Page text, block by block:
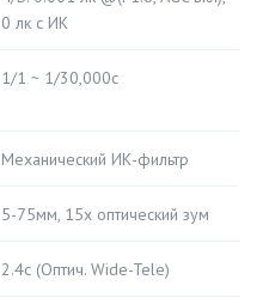
0 лк с ИК
1/1 ~ 1/30,000с
Механический ИК-фильтр
5-75мм, 15x оптический зум
2.4с (Оптич. Wide-Tele)